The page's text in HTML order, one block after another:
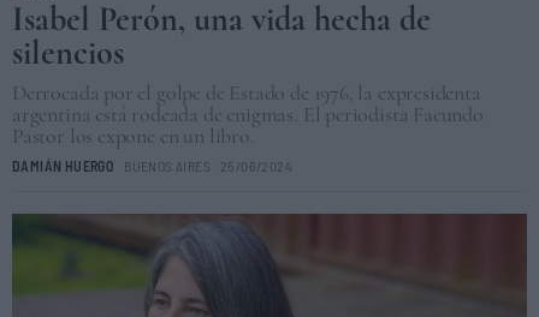
Isabel Perón, una vida hecha de
silencios
Derrocada por el golpe de Estado de 1976, la expresidenta
argentina está rodeada de enigmas. El periodista Facundo
Pastor los expone en un libro.
DAMIÁN HUERGO BUENOS AIRES 25/06/2024